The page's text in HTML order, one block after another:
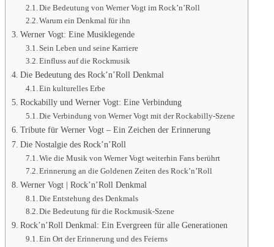
Die Bedeutung von Werner Vogt im Rock’n’Roll
Warum ein Denkmal für ihn
Werner Vogt: Eine Musiklegende
Sein Leben und seine Karriere
Einfluss auf die Rockmusik
Die Bedeutung des Rock’n’Roll Denkmal
Ein kulturelles Erbe
Rockabilly und Werner Vogt: Eine Verbindung
Die Verbindung von Werner Vogt mit der Rockabilly-Szene
Tribute für Werner Vogt – Ein Zeichen der Erinnerung
Die Nostalgie des Rock’n’Roll
Wie die Musik von Werner Vogt weiterhin Fans berührt
Erinnerung an die Goldenen Zeiten des Rock’n’Roll
Werner Vogt | Rock’n’Roll Denkmal
Die Entstehung des Denkmals
Die Bedeutung für die Rockmusik-Szene
Rock’n’Roll Denkmal: Ein Evergreen für alle Generationen
Ein Ort der Erinnerung und des Feierns